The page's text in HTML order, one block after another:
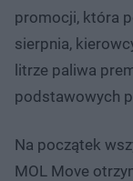
promocji, która
sierpnia,
litrze paliwa
podstawowych
Na początek
MOL Move